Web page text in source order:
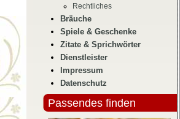
Rechtliches
Bräuche
Spiele & Geschenke
Zitate & Sprichwörter
Dienstleister
Impressum
Datenschutz
Passendes finden